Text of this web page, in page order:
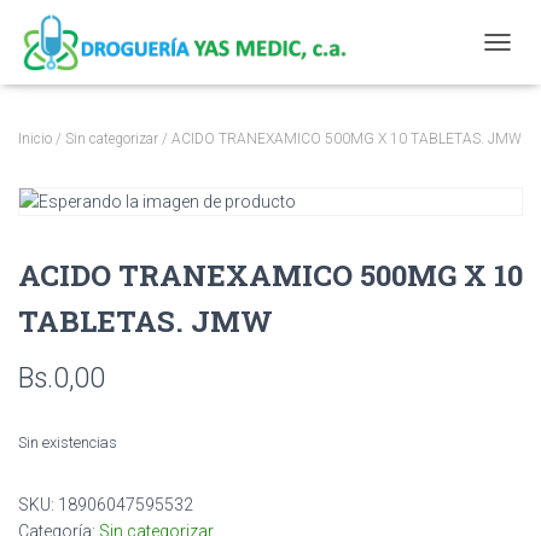
Inicio / Sin categorizar / ACIDO TRANEXAMICO 500MG X 10 TABLETAS. JMW
ACIDO TRANEXAMICO 500MG X 10
TABLETAS. JMW
Bs.0,00
Sin existencias
SKU: 18906047595532
Categoría: Sin categorizar